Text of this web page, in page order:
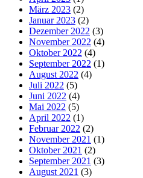
März 2023 (2)
Januar 2023 (2)
Dezember 2022 (3)
November 2022 (4)
Oktober 2022 (4)
September 2022 (1)
August 2022 (4)
Juli 2022 (5)
Juni 2022 (4)
Mai 2022 (5)
April 2022 (1)
Februar 2022 (2)
November 2021 (1)
Oktober 2021 (2)
September 2021 (3)
August 2021 (3)